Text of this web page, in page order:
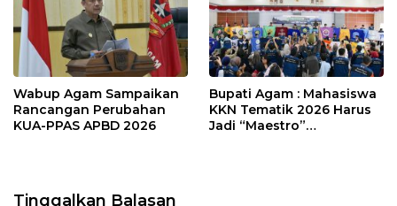
Wabup Agam Sampaikan
Rancangan Perubahan
KUA-PPAS APBD 2026
Bupati Agam : Mahasiswa
KKN Tematik 2026 Harus
Jadi “Maestro”
Tinggalkan Balasan